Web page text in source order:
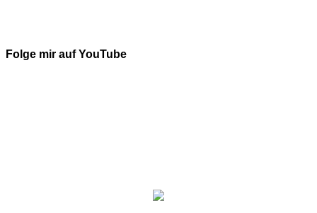
Folge mir auf YouTube